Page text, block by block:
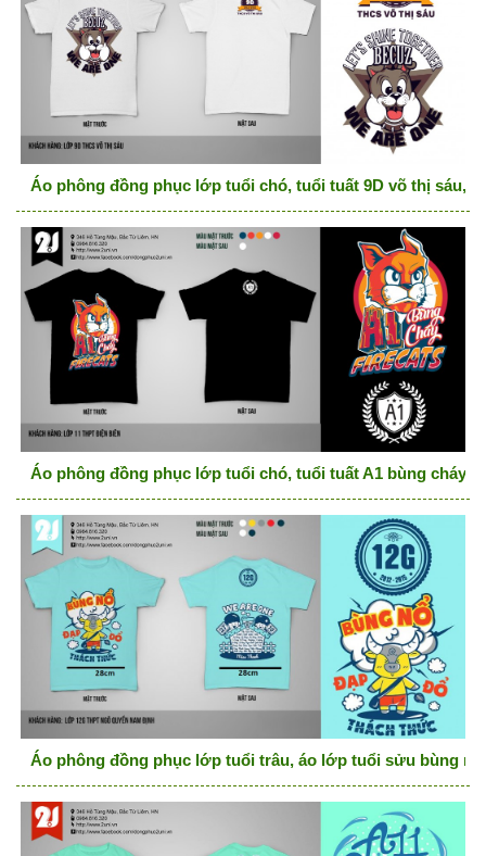
Áo phông đồng phục lớp tuổi chó, tuổi tuất 9D võ thị sáu,
Áo phông đồng phục lớp tuổi chó, tuổi tuất A1 bùng cháy
Áo phông đồng phục lớp tuổi trâu, áo lớp tuổi sửu bùng